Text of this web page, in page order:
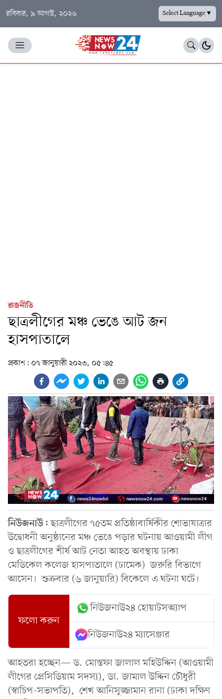
রবিবার, ৯ আগস্ট, ২০২৬ Select Language▼
রাজনীতি
ছাত্রলীগের মঞ্চ ভেঙে আট জন
হাসপাতালে
প্রকাশ: ০৭ জানুয়ারী ২০২৩, ০৫:৪৫
নিউজনাউ:ছাত্রলীগের ৭৫তম প্রতিষ্ঠাবার্ষিকীর শোভাযাত্রার
উদ্বোধনী অনুষ্ঠানের মঞ্চ ভেঙে পড়ার ঘটনায় আওয়ামী লীগ
ও ছাত্রলীগের শীর্ষ আট নেতা আহত অবস্থায় ঢাকা
মেডিকেল কলেজ হাসপাতালে (ঢামেক) জরুরি বিভাগে
আসেন। শুক্রবার (৬ জানুয়ারি) বিকেলে এ ঘটনা ঘটে।
ফলো করুন
নিউজনাউ২৪ হোয়াটসঅ্যাপ
নিউজনাউ২৪ ম্যাসেঞ্জার
আহতরা হচ্ছেন— ড. মোস্তফা জালাল মহিউদ্দিন (আওয়ামী
লীগের প্রেসিডিয়াম সদস্য), ডা. জামাল উদ্দিন চৌধুরী
(স্বাচিপ-সভাপতি), শেখ আনিসুজ্জামান রানা (ঢাকা দক্ষিণ